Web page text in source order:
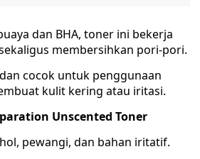
dan BHA, toner ini bekerja
membersihkan pori-pori.
cocok untuk penggunaan
kulit kering atau iritasi.
Unscented Toner
pewangi, dan bahan iritatif.